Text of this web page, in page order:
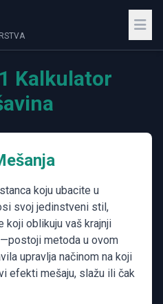
Kalkulator
koju ubacite u
svoj jedinstveni stil,
koji oblikuju vaš krajnji
metoda u ovom
upravlja načinom na koji
efekti mešaju, slažu ili čak